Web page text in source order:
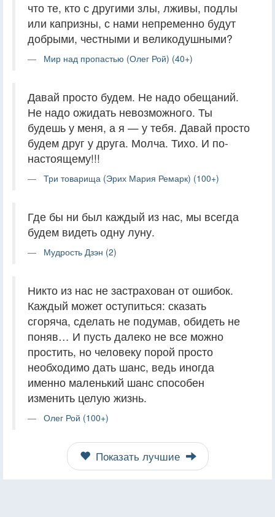
что те, кто с другими злы, лживы, подлы
или капризны, с нами непременно будут
добрыми, честными и великодушными?
Мир над пропастью (Олег Рой) (40+)
Давай просто будем. Не надо обещаний.
Не надо ожидать невозможного. Ты
будешь у меня, а я — у тебя. Давай просто
будем друг у друга. Молча. Тихо. И по-
настоящему!!!
Три товарища (Эрих Мария Ремарк) (100+)
Где бы ни был каждый из нас, мы всегда
будем видеть одну луну.
Мудрость Дзэн (2)
Никто из нас не застрахован от ошибок.
Каждый может оступиться: сказать
сгоряча, сделать не подумав, обидеть не
поняв… И пусть далеко не все можно
простить, но человеку порой просто
необходимо дать шанс, ведь иногда
именно маленький шанс способен
изменить целую жизнь.
Олег Рой (100+)
Показать лучшие